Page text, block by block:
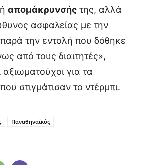
απομάκρυνσής της, αλλά
ασφαλείας με την
την εντολή που δόθηκε
από τους διαιτητές»,
για τα
που στιγμάτισαν το ντέρμπι.
Παναθηναϊκός